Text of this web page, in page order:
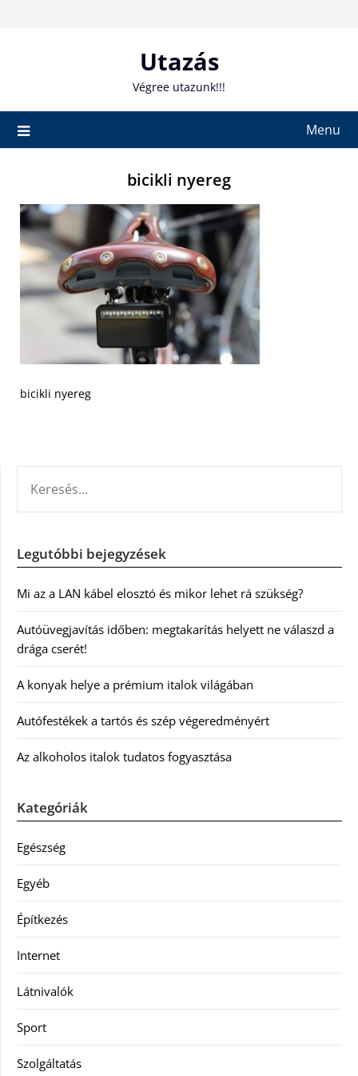
Utazás
Végree utazunk!!!
Menu
bicikli nyereg
bicikli nyereg
Legutóbbi bejegyzések
Mi az a LAN kábel elosztó és mikor lehet rá szükség?
Autóüvegjavítás időben: megtakarítás helyett ne válaszd a
drága cserét!
A konyak helye a prémium italok világában
Autófestékek a tartós és szép végeredményért
Az alkoholos italok tudatos fogyasztása
Kategóriák
Egészség
Egyéb
Építkezés
Internet
Látnivalók
Sport
Szolgáltatás